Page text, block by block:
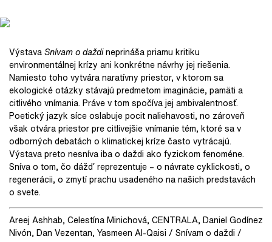
VýstavaSnívam o daždineprináša priamu kritiku
environmentálnej krízy ani konkrétne návrhy jej riešenia.
Namiesto toho vytvára naratívny priestor, v ktorom sa
ekologické otázky stávajú predmetom imaginácie, pamäti a
citlivého vnímania. Práve v tom spočíva jej ambivalentnosť.
Poetický jazyk síce oslabuje pocit naliehavosti, no zároveň
však otvára priestor pre citlivejšie vnímanie tém, ktoré sa v
odborných debatách o klimatickej kríze často vytrácajú.
Výstava preto nesníva iba o daždi ako fyzickom fenoméne.
Sníva o tom, čo dážď reprezentuje – o návrate cyklickosti, o
regenerácii, o zmytí prachu usadeného na našich predstavách
o svete.
Areej Ashhab, Celestína Minichová, CENTRALA, Daniel Godínez
Nivón, Dan Vezentan, Yasmeen Al-Qaisi / Snívam o daždi /